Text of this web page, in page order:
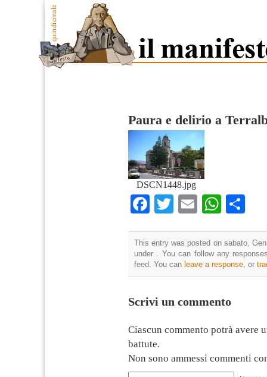
Paura e delirio a
DSCN1448.jpg
Facebook
TwitterEmail
This entry was posted on sabato,
under . You can follow any
feed. You can leave a response, or
Scrivi un commento
Ciascun commento potrà avere
battute.
Non sono ammessi commenti